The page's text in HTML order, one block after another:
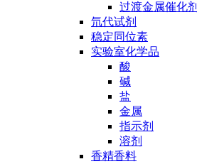
过渡金属催化剂
氘代试剂
稳定同位素
实验室化学品
酸
碱
盐
金属
指示剂
溶剂
香精香料